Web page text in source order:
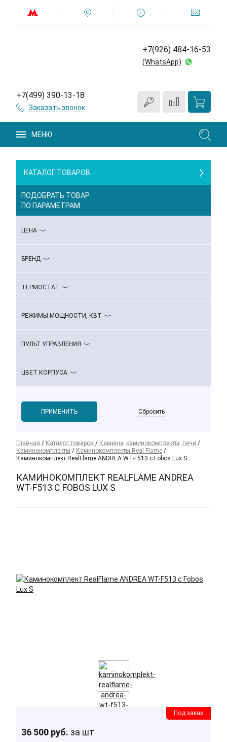
+7(926) 484-16-53
(WhatsApp)
+7(499) 390-13-18
Заказать звонок
МЕНЮ
КАТАЛОГ ТОВАРОВ
ПОДОБРАТЬ ТОВАР
ПО ПАРАМЕТРАМ
ЦЕНА
БРЕНД
ТЕРМОСТАТ
РЕЖИМЫ МОЩНОСТИ, КВТ
ПУЛЬТ УПРАВЛЕНИЯ
ЦВЕТ КОРПУСА
Сбросить
Главная / Каталог товаров / Камины, каминокомплекты, печи /
Каминокомплекты / Каминокомплекты Real Flame /
Каминокомплект RealFlame ANDREA WT-F513 с Fobos Lux S
КАМИНОКОМПЛЕКТ REALFLAME ANDREA
WT-F513 С FOBOS LUX S
Под заказ
36 500 руб. за шт